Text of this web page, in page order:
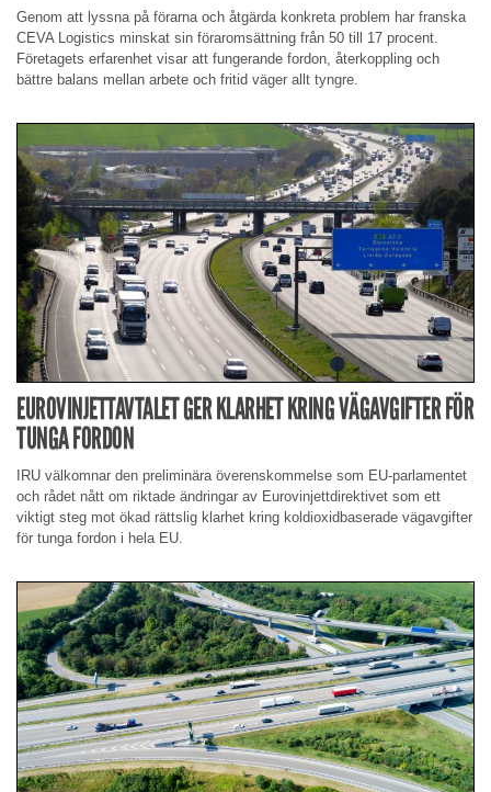
Genom att lyssna på förarna och åtgärda konkreta problem har franska
CEVA Logistics minskat sin föraromsättning från 50 till 17 procent.
Företagets erfarenhet visar att fungerande fordon, återkoppling och
bättre balans mellan arbete och fritid väger allt tyngre.
EUROVINJETTAVTALET GER KLARHET KRING VÄGAVGIFTER FÖR
TUNGA FORDON
IRU välkomnar den preliminära överenskommelse som EU-parlamentet
och rådet nått om riktade ändringar av Eurovinjettdirektivet som ett
viktigt steg mot ökad rättslig klarhet kring koldioxidbaserade vägavgifter
för tunga fordon i hela EU.